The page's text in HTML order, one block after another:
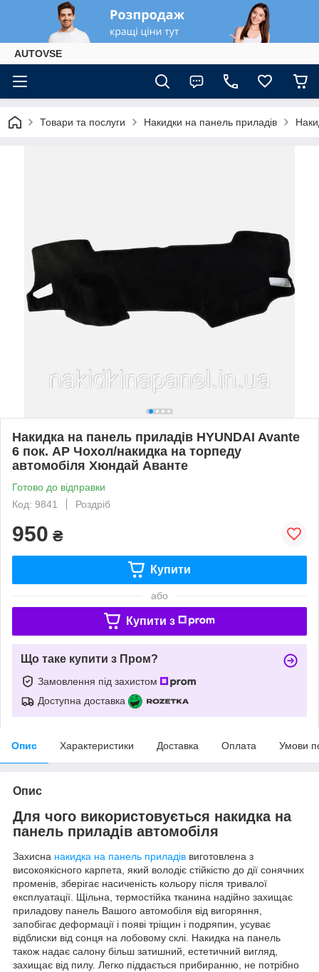
AUTOVSE
Товари та послуги Накидки на панель приладів
Накидка на панель приладів HYUNDAI Avante
6 пок. АР Чохол/накидка на торпеду
автомобіля Хюндай Аванте
Готово до відправки
Код: 9841
Роздріб
950 ₴
Купити
або
Купити з
Що таке купити з Пром?
Замовлення під захистом
Доступна доставка
Опис Характеристики Доставка Оплата Умови
Опис
Для чого використовується накидка на
панель приладів автомобіля
Захисна накидка на панель приладів виготовлена з
високоякісного карпета, який володіє стійкістю до дії сонячних
променів, зберігає насиченість кольору після тривалої
експлуатації. Щільна, термостійка тканина надійно захищає
приладову панель Вашого автомобіля від вигоряння,
запобігає деформації і появі тріщин і подряпин, усуває
відблиски від сонця на лобовому склі. Накидка на панель
також надає салону більш затишний, естетичний вигляд,
захищає від пилу. Легко піддається прибиранню, не потрібно